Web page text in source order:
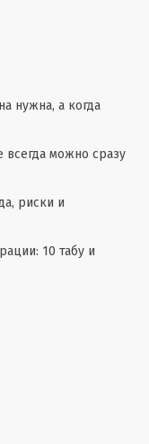
нужна, а когда
можно сразу
риски и
10 табу и